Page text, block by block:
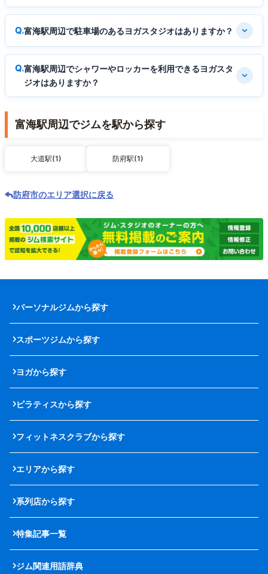
富海駅周辺で駐車場のあるヨガスタジオはありますか？
富海駅周辺でシャワーやロッカーを利用できるヨガスタ
ジオはありますか？
富海駅周辺でジムを駅から探す
大道駅(1) 防府駅(1)
防府市のエリア選択に戻る
パーソナルジムから探す
スポーツジムから探す
ヨガから探す
ピラティスから探す
フィットネスクラブから探す
エリアから探す
系列店から探す
特集記事一覧
ジム関連用語辞典